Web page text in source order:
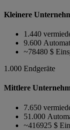
Kleinere
1.440
9.600
~78480 $
1.000 Endgeräte
Mittlere
7.650
51.000
~416925 $